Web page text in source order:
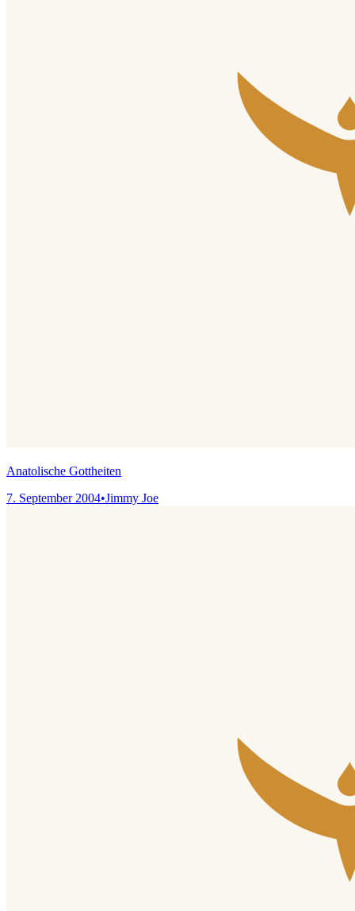
Anatolische Gottheiten
7. September 2004•Jimmy Joe